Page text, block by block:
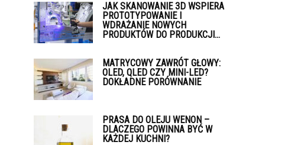
JAK SKANOWANIE 3D WSPIERA
PROTOTYPOWANIE I
WDRAŻANIE NOWYCH
PRODUKTÓW DO PRODUKCJI...
MATRYCOWY ZAWRÓT GŁOWY:
OLED, QLED CZY MINI-LED?
DOKŁADNE PORÓWNANIE
PRASA DO OLEJU WENON –
DLACZEGO POWINNA BYĆ W
KAŻDEJ KUCHNI?